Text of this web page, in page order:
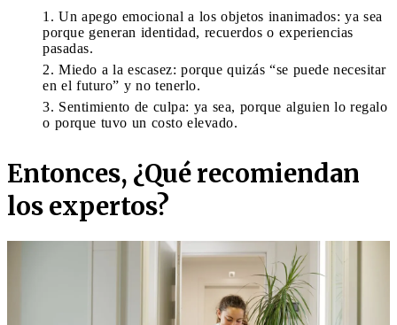
Un apego emocional a los objetos inanimados: ya sea
porque generan identidad, recuerdos o experiencias
pasadas.
Miedo a la escasez: porque quizás “se puede necesitar
en el futuro” y no tenerlo.
Sentimiento de culpa: ya sea, porque alguien lo regalo
o porque tuvo un costo elevado.
Entonces, ¿Qué recomiendan
los expertos?